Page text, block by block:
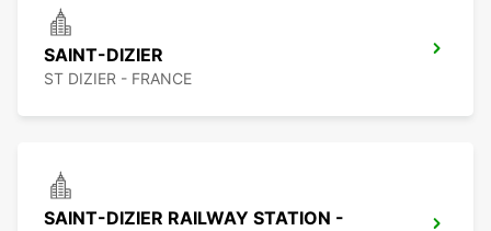
SAINT-DIZIER
ST DIZIER - FRANCE
SAINT-DIZIER RAILWAY STATION -